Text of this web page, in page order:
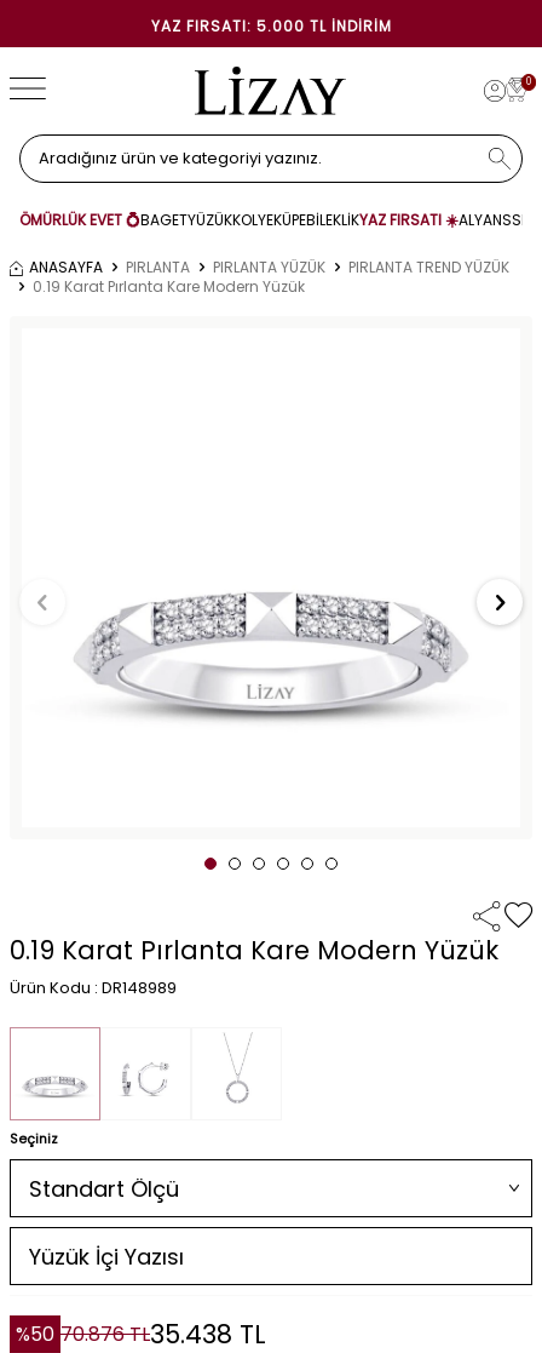
YAZ FIRSATI: 5.000 TL İNDIRIM
0
ÖMÜRLÜK EVET 💍BAGETYÜZÜKKOLYEKÜPEBİLEKLİKYAZ FIRSATI ☀️ALYANS
ANASAYFA PIRLANTA PIRLANTA YÜZÜK
PIRLANTA TREND YÜZÜK
0.19 Karat Pırlanta Kare Modern Yüzük
0.19 Karat Pırlanta Kare Modern Yüzük
Ürün Kodu : DR148989
Seçiniz
%50 70.876TL35.438 TL